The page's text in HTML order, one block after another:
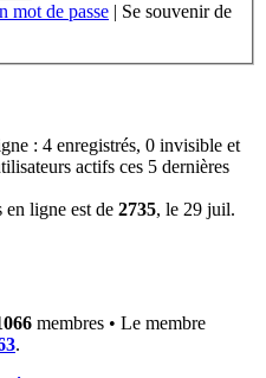
mot de passe | Se souvenir de
: 4 enregistrés, 0 invisible et
actifs ces 5 dernières
en ligne est de 2735, le 29 juil.
membres • Le membre
.